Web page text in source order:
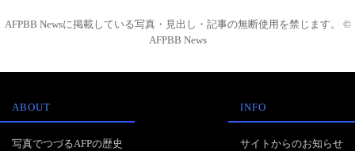
AFPBB Newsに掲載している写真・見出し・記事の無断使用を禁じます。 ©
AFPBB News
ABOUT
写真でつづるAFPの歴史
INFO
サイトからのお知らせ